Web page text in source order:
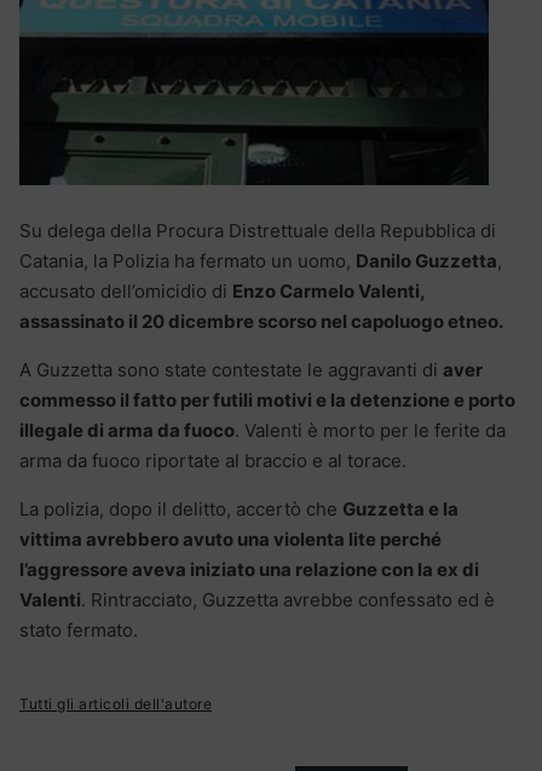
Su delega della Procura Distrettuale della Repubblica di
Catania, la Polizia ha fermato un uomo, Danilo Guzzetta,
accusato dell’omicidio di Enzo Carmelo Valenti,
assassinato il 20 dicembre scorso nel capoluogo etneo.
A Guzzetta sono state contestate le aggravanti di aver
commesso il fatto per futili motivi e la detenzione e porto
illegale di arma da fuoco. Valenti è morto per le ferite da
arma da fuoco riportate al braccio e al torace.
La polizia, dopo il delitto, accertò che Guzzetta e la
vittima avrebbero avuto una violenta lite perché
l’aggressore aveva iniziato una relazione con la ex di
Valenti. Rintracciato, Guzzetta avrebbe confessato ed è
stato fermato.
Tutti gli articoli dell'autore